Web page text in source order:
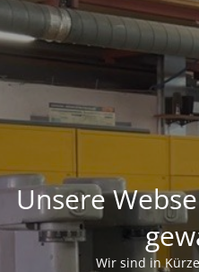
Unsere
Wir sind in